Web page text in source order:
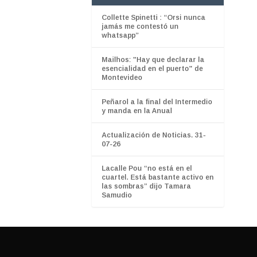
Collette Spinetti : “Orsi nunca
jamás me contestó un
whatsapp”
Mailhos: "Hay que declarar la
esencialidad en el puerto" de
Montevideo
Peñarol a la final del Intermedio
y manda en la Anual
Actualización de Noticias. 31-
07-26
Lacalle Pou “no está en el
cuartel. Está bastante activo en
las sombras” dijo Tamara
Samudio